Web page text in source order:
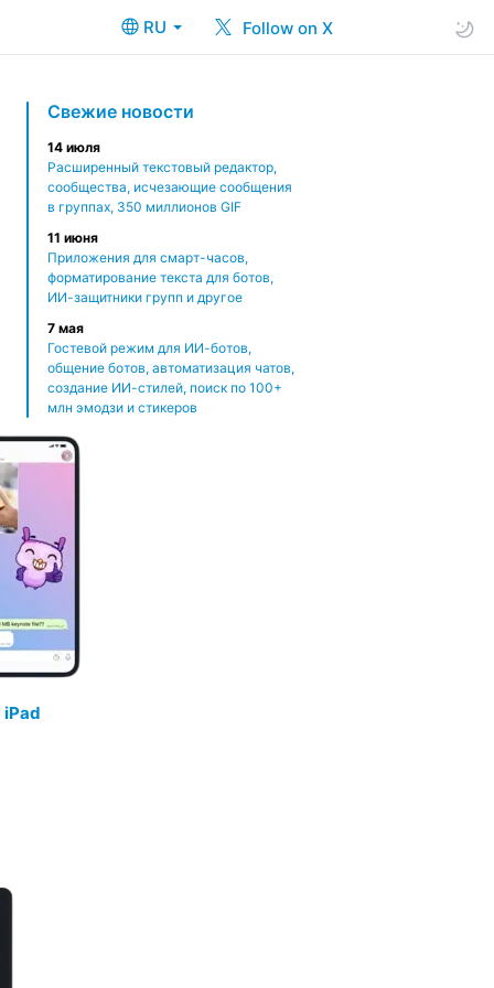
RU Follow on X
Свежие новости
14 июля
Расширенный текстовый редактор,
сообщества, исчезающие сообщения
в группах, 350 миллионов GIF
11 июня
Приложения для смарт-часов,
форматирование текста для ботов,
ИИ-защитники групп и другое
7 мая
Гостевой режим для ИИ-ботов,
общение ботов, автоматизация чатов,
создание ИИ-стилей, поиск по 100+
млн эмодзи и стикеров
iPad